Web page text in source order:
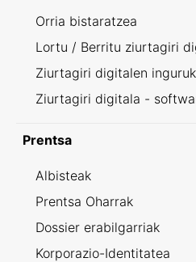
Orria bistaratzea
Lortu / Berritu ziurtagiri
Ziurtagiri digitalen
Ziurtagiri digitala -
Prentsa
Albisteak
Prentsa Oharrak
Dossier erabilgarriak
Korporazio-Identitatea